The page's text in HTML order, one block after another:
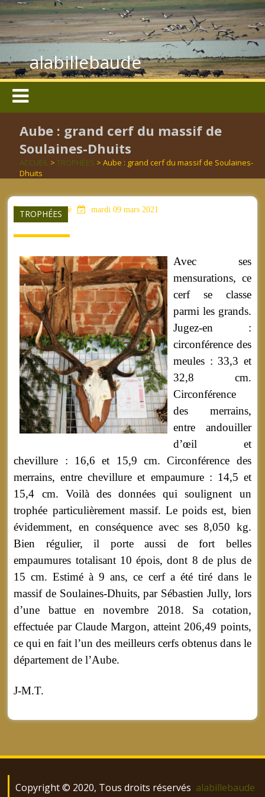
alabillebaude
Aube : grand cerf du massif de
Soulaines-Dhuits
ACCUEIL >TROPHÉES > Aube : grand cerf du massif de Soulaines-
Dhuits
TROPHÉES
aucun mot clé mardi 09 mars 2021
Avec ses
mensurations, ce
cerf se classe
parmi les grands.
Jugez-en :
circonférence des
meules : 33,3 et
32,8 cm.
Circonférence
des merrains,
entre andouiller
d’œil et
chevillure : 16,6 et 15,9 cm. Circonférence des
merrains, entre chevillure et empaumure : 14,5 et
15,4 cm. Voilà des données qui soulignent un
trophée particulièrement massif. Le poids est, bien
évidemment, en conséquence avec ses 8,050 kg.
Bien régulier, il porte aussi de fort belles
empaumures totalisant 10 épois, dont 8 de plus de
15 cm. Estimé à 9 ans, ce cerf a été tiré dans le
massif de Soulaines-Dhuits, par Sébastien Jully, lors
d’une battue en novembre 2018. Sa cotation,
effectuée par Claude Margon, atteint 206,49 points,
ce qui en fait l’un des meilleurs cerfs obtenus dans le
département de l’Aube.
J-M.T.
Copyright © 2020, Tous droits réservés alabillebaude